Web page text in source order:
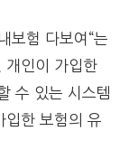
보험 다보여“는
개인이 가입한
수 있는 시스템
입한 보험의 유